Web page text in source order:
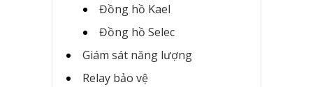
Đồng hồ Kael
Đồng hồ Selec
Giám sát năng lượng
Relay bảo vệ